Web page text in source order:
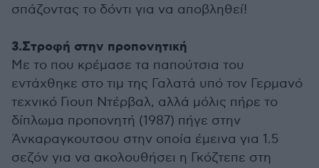
σπάζοντας το δόντι για να αποβληθεί!
3.Στροφή στην προπονητική
Με το που κρέμασε τα παπούτσια του
εντάχθηκε στο τιμ της Γαλατά υπό τον Γερμανό
τεχνικό Γιουπ Ντέρβαλ, αλλά μόλις πήρε το
δίπλωμα προπονητή (1987) πήγε στην
Άνκαραγκουτσου στην οποία έμεινα για 1.5
σεζόν για να ακολουθήσει η Γκόζτεπε στη